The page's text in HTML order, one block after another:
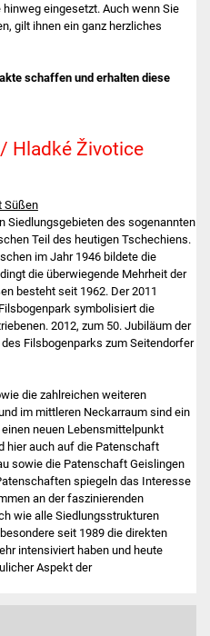
eingesetzt. Auch wenn Sie
gilt ihnen ein ganz herzliches
schaffen und erhalten diese
Hladké Životice
Süßen
Siedlungsgebieten des sogenannten
Teil des heutigen Tschechiens.
im Jahr 1946 bildete die
die überwiegende Mehrheit der
besteht seit 1962. Der 2011
symbolisiert die
2012, zum 50. Jubiläum der
Filsbogenparks zum Seitendorfer
die zahlreichen weiteren
im mittleren Neckarraum sind ein
neuen Lebensmittelpunkt
hier auch auf die Patenschaft
sowie die Patenschaft Geislingen
spiegeln das Interesse
an der faszinierenden
wie alle Siedlungsstrukturen
seit 1989 die direkten
intensiviert haben und heute
Aspekt der